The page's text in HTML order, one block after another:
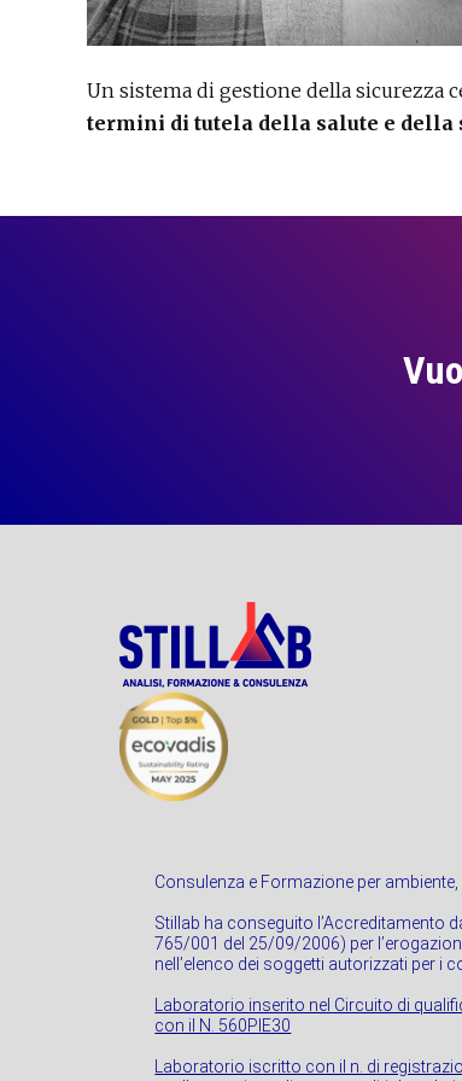
Un sistema di gestione della sicurezza
termini di tutela della salute e della
Consulenza e Formazione per
Stillab ha conseguito l’Accreditamento
765/001 del 25/09/2006) per
nell’elenco dei soggetti autorizzati per i
Laboratorio inserito nel Circuito di
con il N. 560PIE30
Laboratorio iscritto con il n. di